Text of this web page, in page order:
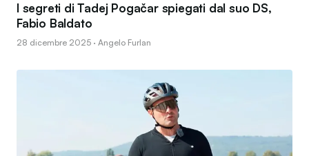
I segreti di Tadej Pogačar spiegati dal suo DS,
Fabio Baldato
28 dicembre 2025 · Angelo Furlan